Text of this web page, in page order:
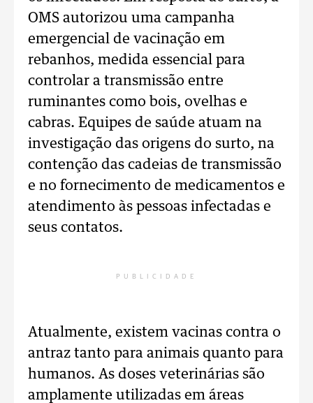
OMS autorizou uma campanha
emergencial de vacinação em
rebanhos, medida essencial para
controlar a transmissão entre
ruminantes como bois, ovelhas e
cabras. Equipes de saúde atuam na
investigação das origens do surto, na
contenção das cadeias de transmissão
e no fornecimento de medicamentos e
atendimento às pessoas infectadas e
seus contatos.
PUBLICIDADE
Atualmente, existem vacinas contra o
antraz tanto para animais quanto para
humanos. As doses veterinárias são
amplamente utilizadas em áreas